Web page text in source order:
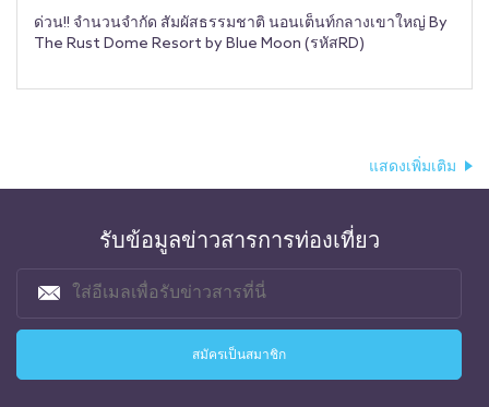
ด่วน!! จำนวนจำกัด สัมผัสธรรมชาติ นอนเต็นท์กลางเขาใหญ่ By
The Rust Dome Resort by Blue Moon (รหัสRD)
แสดงเพิ่มเติม
รับข้อมูลข่าวสารการท่องเที่ยว